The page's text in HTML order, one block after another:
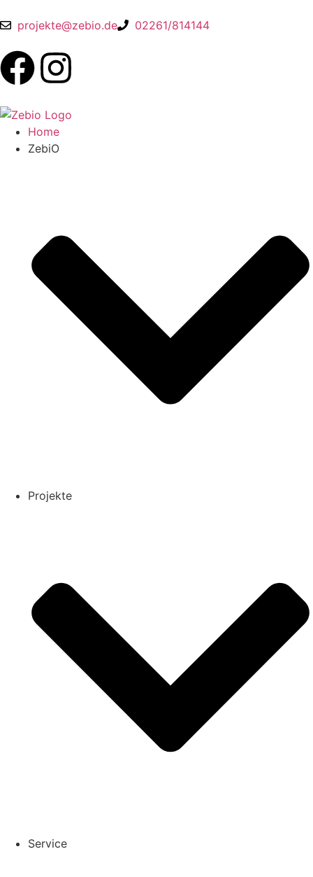
projekte@zebio.de 02261/814144
Home
ZebiO
Projekte
Service